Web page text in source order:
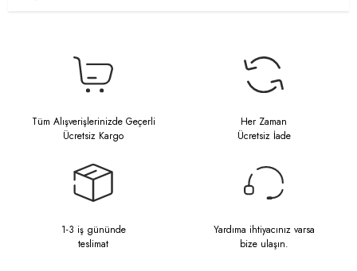
Tüm Alışverişlerinizde Geçerli
Ücretsiz Kargo
Her Zaman
Ücretsiz İade
1-3 iş gününde
teslimat
Yardıma ihtiyacınız varsa
bize ulaşın.